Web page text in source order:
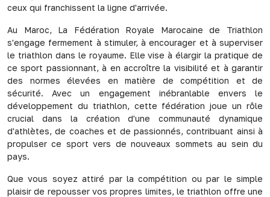
ceux qui franchissent la ligne d'arrivée.
Au Maroc, La Fédération Royale Marocaine de Triathlon
s'engage fermement à stimuler, à encourager et à superviser
le triathlon dans le royaume. Elle vise à élargir la pratique de
ce sport passionnant, à en accroître la visibilité et à garantir
des normes élevées en matière de compétition et de
sécurité. Avec un engagement inébranlable envers le
développement du triathlon, cette fédération joue un rôle
crucial dans la création d'une communauté dynamique
d'athlètes, de coaches et de passionnés, contribuant ainsi à
propulser ce sport vers de nouveaux sommets au sein du
pays.
Que vous soyez attiré par la compétition ou par le simple
plaisir de repousser vos propres limites, le triathlon offre une